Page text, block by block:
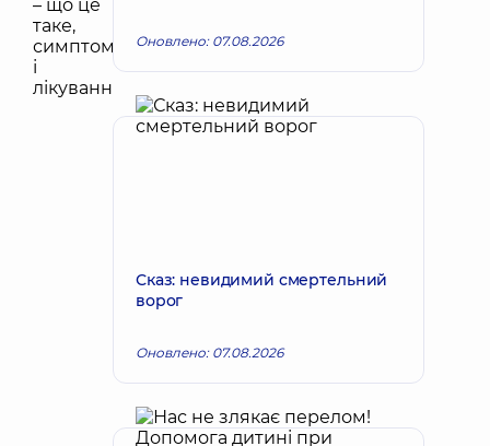
Оновлено: 07.08.2026
Сказ: невидимий смертельний
ворог
Оновлено: 07.08.2026